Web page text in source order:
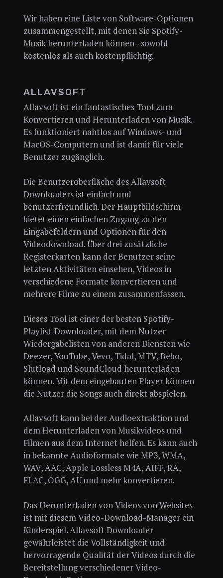
Wir haben eine Liste von Software-Optionen
zusammengestellt, mit denen Sie Spotify-
Musik herunterladen können - sowohl
kostenlos als auch kostenpflichtig.
ALLAVSOFT
Allavsoft ist ein fantastisches Tool zum
Konvertieren und Herunterladen von Musik.
Es funktioniert nahtlos auf Windows- und
MacOS-Computern und ist damit für viele
Benutzer zugänglich.
Die Benutzeroberfläche des Allavsoft
Downloaders ist einfach und
benutzerfreundlich. Der Hauptbildschirm
bietet einen einfachen Zugang zu den
Eingabefeldern und Optionen für den
Videodownload. Über drei zusätzliche
Registerkarten kann der Benutzer seine
letzten Aktivitäten einsehen, Videos in
verschiedene Formate konvertieren und
mehrere Filme zu einem zusammenfassen.
Dieses Tool ist einer der besten Spotify-
Playlist-Downloader, mit dem Nutzer
Wiedergabelisten von anderen Diensten wie
Deezer, YouTube, Vevo, Tidal, MTV, Bebo,
Slutload und SoundCloud herunterladen
können. Mit dem eingebauten Player können
die Nutzer die Songs auch direkt abspielen.
Allavsoft kann bei der Audioextraktion und
dem Herunterladen von Musikvideos und
Filmen aus dem Internet helfen. Es kann auch
in bekannte Audioformate wie MP3, WMA,
WAV, AAC, Apple Lossless M4A, AIFF, RA,
FLAC, OGG, AU und mehr konvertieren.
Das Herunterladen von Videos von Websites
ist mit diesem Video-Download-Manager ein
Kinderspiel. Allavsoft Downloader
gewährleistet die Vollständigkeit und
hervorragende Qualität der Videos durch die
Bereitstellung verschiedener Video-